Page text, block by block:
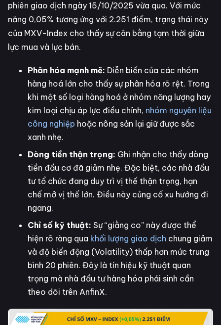
phiên giao dịch ngày 15/10/2025 vừa qua. Với mức
năng 0,05% tương ứng với 2.251 điểm, trạng thái này
của MXV-Index cho thấy sự cân bằng tạm thời giữa
lực mua và lực bán.
Phân hóa mạnh mẽ: Diễn biến của các nhóm
hàng hoá lớn cho thấy sự phân hóa rõ rệt. Trong
khi một số loại hàng hoá ở nhóm năng lượng hay
kim loại chịu áp lực điều chỉnh, nhóm nguyên liệu
công nghiệp hoặc nông sản lại giữ được sắc
xanh nhẹ.
Dòng tiền thận trọng: Ghi nhận cho thấy dòng
tiền đầu cơ đã giảm nhẹ. Đặc biệt, các nhà đầu
tư tổ chức đang duy trì vị thế thận trọng, hạn
chế mở vị thế lớn. Điều này củng cố xu hướng đi
ngang.
Chỉ số kỹ thuật: Sự “giằng co” này được thể
hiện rõ ràng qua khối lượng giao dịch chung giảm
và độ biến động (Volatility) thấp hơn mức trung
bình 20 phiên. Đây là tín hiệu kỹ thuật quan
trọng mà nhà đầu tư hàng hóa phái sinh cần
theo dõi trên AnfinX.